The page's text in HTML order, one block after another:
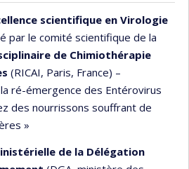
scientifique en Virologie
par le comité scientifique de la
de Chimiothérapie
(RICAI, Paris, France) –
ré-émergence des Entérovirus
des nourrissons souffrant de
»
de la Délégation